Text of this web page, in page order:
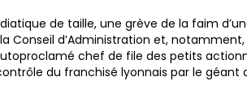
de taille, une grève de la faim d’une
Conseil d’Administration et,
chef de file des petits
du franchisé lyonnais par le